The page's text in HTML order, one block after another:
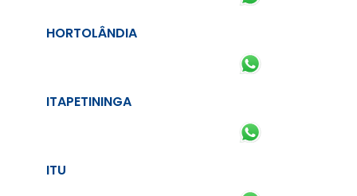
HORTOLÂNDIA
ITAPETININGA
ITU